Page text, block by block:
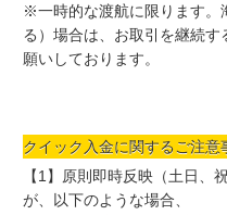
※一時的な渡航に限ります。
る）場合は、お取引を継続
願いしております。
クイック入金に関するご注意
【1】原則即時反映（土日、
が、以下のような場合、